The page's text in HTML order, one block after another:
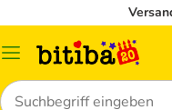
Menü
Suchen